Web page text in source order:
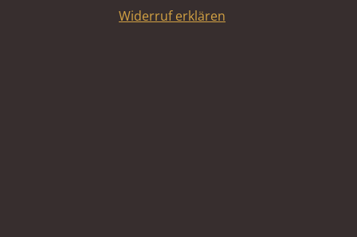
Widerruf erklären